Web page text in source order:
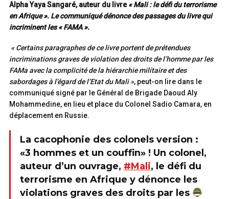
Alpha Yaya Sangaré, auteur du livre« Mali : le défi du terrorisme
en Afrique ». Le communiqué dénonce des passages du livre qui
incriminent les « FAMA ».
« Certains paragraphes de ce livre portent de prétendues
incriminations graves de violation des droits de l’homme par les
FAMa avec la complicité de la hiérarchie militaire et des
sabordages à l’égard de l’Etat du Mali », peut-on lire dans le
communiqué signé par le Général de Brigade Daoud Aly
Mohammedine, en lieu et place du Colonel Sadio Camara, en
déplacement en Russie.
La cacophonie des colonels version :
«3 hommes et un couffin» ! Un colonel,
auteur d’un ouvrage, #Mali, le défi du
terrorisme en Afrique y dénonce les
violations graves des droits par les